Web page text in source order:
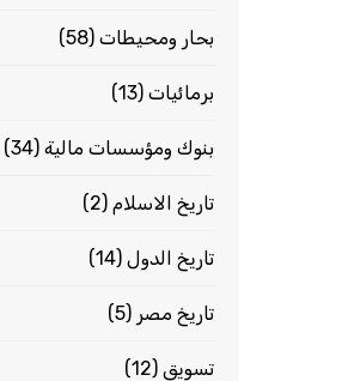
بحار ومحيطات (58)
برمائيات (13)
بنوك ومؤسسات مالية (34)
تاريخ الاسلام (2)
تاريخ الدول (14)
تاريخ مصر (5)
تسويق (12)